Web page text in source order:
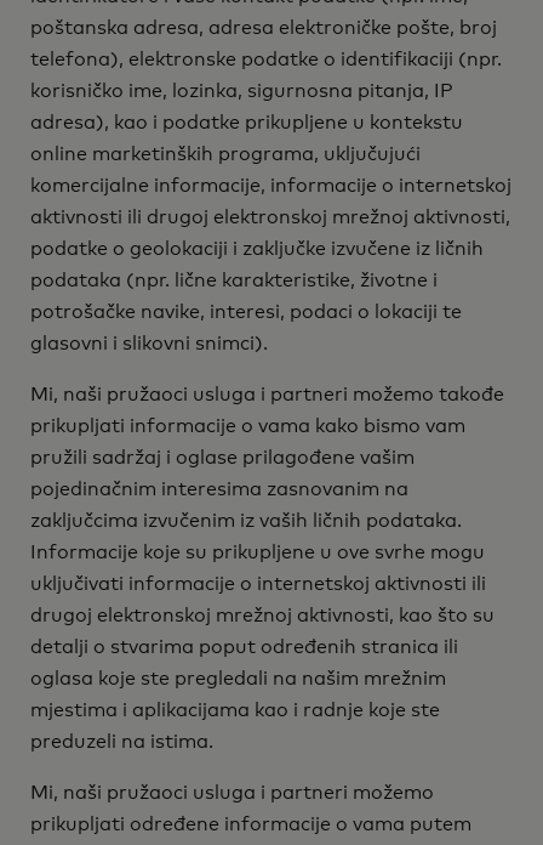
poštanska adresa, adresa elektroničke pošte, broj
telefona), elektronske podatke o identifikaciji (npr.
korisničko ime, lozinka, sigurnosna pitanja, IP
adresa), kao i podatke prikupljene u kontekstu
online marketinških programa, uključujući
komercijalne informacije, informacije o internetskoj
aktivnosti ili drugoj elektronskoj mrežnoj aktivnosti,
podatke o geolokaciji i zaključke izvučene iz ličnih
podataka (npr. lične karakteristike, životne i
potrošačke navike, interesi, podaci o lokaciji te
glasovni i slikovni snimci).
Mi, naši pružaoci usluga i partneri možemo takođe
prikupljati informacije o vama kako bismo vam
pružili sadržaj i oglase prilagođene vašim
pojedinačnim interesima zasnovanim na
zaključcima izvučenim iz vaših ličnih podataka.
Informacije koje su prikupljene u ove svrhe mogu
uključivati informacije o internetskoj aktivnosti ili
drugoj elektronskoj mrežnoj aktivnosti, kao što su
detalji o stvarima poput određenih stranica ili
oglasa koje ste pregledali na našim mrežnim
mjestima i aplikacijama kao i radnje koje ste
preduzeli na istima.
Mi, naši pružaoci usluga i partneri možemo
prikupljati određene informacije o vama putem